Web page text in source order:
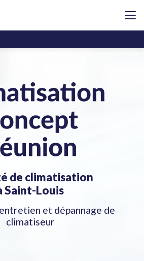
de climatisation
Saint-Louis
et dépannage de
climatiseur